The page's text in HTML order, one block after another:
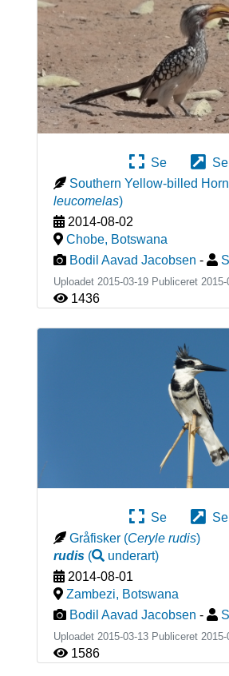
Se
Southern Yellow-billed
leucomelas)
2014-08-02
Chobe, Botswana
Bodil Aavad Jacobsen -
Uploadet 2015-03-19 Publiceret
1436
Se
Gråfisker (Ceryle rudis)
rudis( underart)
2014-08-01
Zambezi, Botswana
Bodil Aavad Jacobsen -
Uploadet 2015-03-13 Publiceret
1586